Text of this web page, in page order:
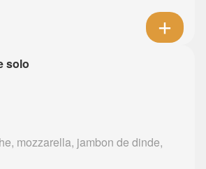
solo
mozzarella, jambon de dinde,